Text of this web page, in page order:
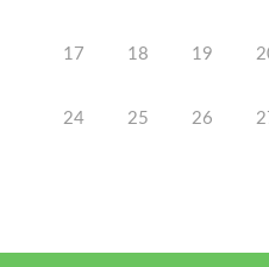
17 18 19
24 25 26